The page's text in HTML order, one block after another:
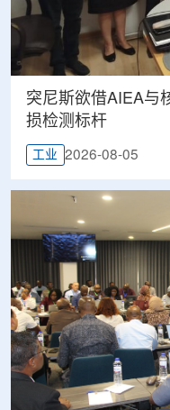
突尼斯欲借AIEA与
损检测标杆
工业 2026-08-05